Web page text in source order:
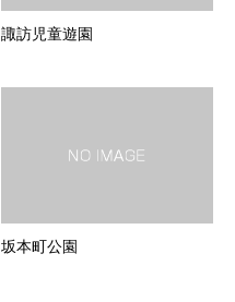
諏訪児童遊園
坂本町公園